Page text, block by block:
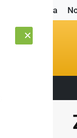
Naslovnica